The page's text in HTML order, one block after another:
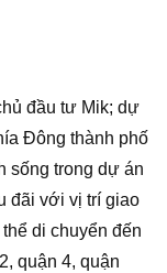
đầu tư Mik; dự
Đông thành phố
sống trong dự án
đãi với vị trí giao
di chuyển đến
quận 4, quận